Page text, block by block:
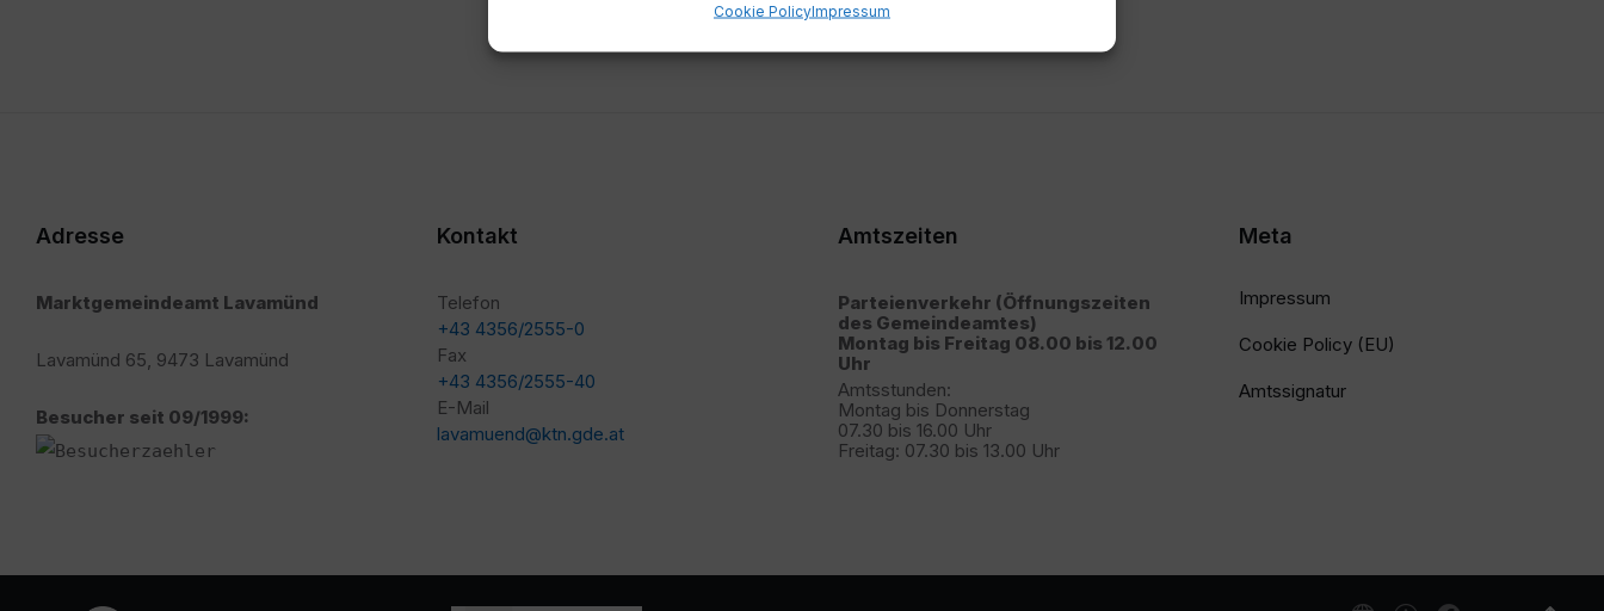
Cookie PolicyImpressum
Adresse
Marktgemeindeamt Lavamünd
Lavamünd 65, 9473 Lavamünd
Besucher seit 09/1999:
Kontakt
Telefon
+43 4356/2555-0
Fax
+43 4356/2555-40
E-Mail
lavamuend@ktn.gde.at
Amtszeiten
Parteienverkehr (Öffnungszeiten
des Gemeindeamtes)
Montag bis Freitag 08.00 bis 12.00
Uhr
Amtsstunden:
Montag bis Donnerstag
07.30 bis 16.00 Uhr
Freitag: 07.30 bis 13.00 Uhr
Meta
Impressum
Cookie Policy (EU)
Amtssignatur